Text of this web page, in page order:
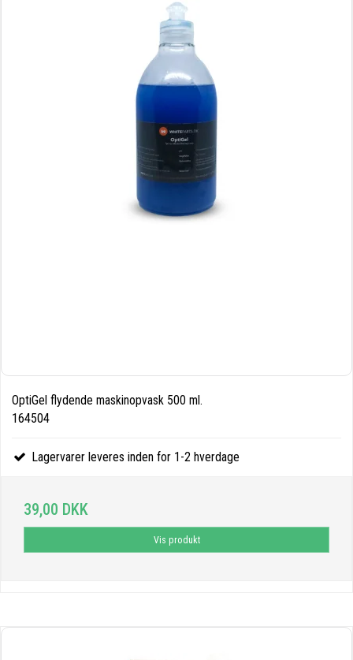
OptiGel flydende maskinopvask 500 ml.
164504
Lagervarer leveres inden for 1-2 hverdage
39,00 DKK
Vis produkt